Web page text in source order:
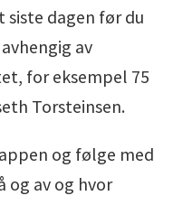
siste dagen før du
av
for eksempel 75
Torsteinsen.
og følge med
og av og hvor